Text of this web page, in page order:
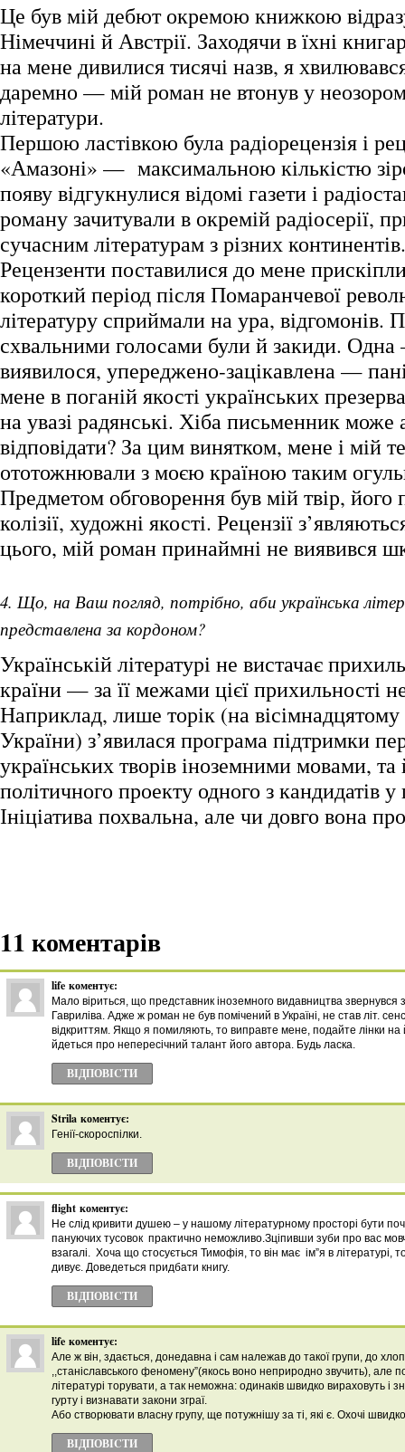
Це був мій дебют окремою книжкою
Німеччині й Австрії. Заходячи в їхні
на мене дивилися тисячі назв, я
даремно — мій роман не втонув у
літератури.
Першою ластівкою була радіорецензія і
«Амазоні» — максимальною кількістю
появу відгукнулися відомі газети і
роману зачитували в окремій радіосерії,
сучасним літературам з різних континентів.
Рецензенти поставилися до мене
короткий період після Помаранчевої
літературу сприймали на ура, відгомонів.
схвальними голосами були й закиди.
виявилося, упереджено-зацікавлена —
мене в поганій якості українських
на увазі радянські. Хіба письменник може
відповідати? За цим винятком, мене і мій
ототожнювали з моєю країною таким
Предметом обговорення був мій твір, його
колізії, художні якості. Рецензії
цього, мій роман принаймні не виявився
4. Що, на Ваш погляд, потрібно, аби українська
представлена за кордоном?
Українській літературі не вистачає
країни — за її межами цієї прихильності
Наприклад, лише торік (на вісімнадцятому
України) з’явилася програма підтримки
українських творів іноземними мовами,
політичного проекту одного з кандидатів
Ініціатива похвальна, але чи довго вона
11 коментарів
life коментує:
Мало віриться, що представник іноземного видавництва звернувся
Гавриліва. Адже ж роман не був помічений в Україні, не став літ.
відкриттям. Якщо я помиляють, то виправте мене, подайте лінки на
йдеться про непересічний талант його автора. Будь ласка.
ВІДПОВІCТИ
Strila коментує:
Генії-скороспілки.
ВІДПОВІCТИ
flight коментує:
Не слід кривити душею – у нашому літературному просторі бути
пануючих тусовок практично неможливо.Зціпивши зуби про вас
взагалі. Хоча що стосується Тимофія, то він має ім”я в
дивує. Доведеться придбати книгу.
ВІДПОВІCТИ
life коментує:
Але ж він, здається, донедавна і сам належав до такої групи, до
,,станіславського феномену”(якось воно неприродно звучить), але
літературі торувати, а так неможна: одинаків швидко вираховуть і
гурту і визнавати закони зграї.
Або створювати власну групу, ще потужнішу за ті, які є. Охочі
ВІДПОВІCТИ